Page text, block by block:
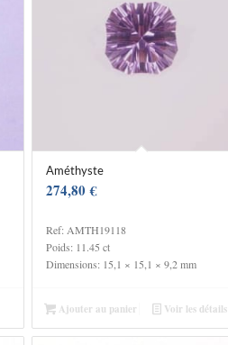
Améthyste
274,80€
Ref: AMTH19118
Poids: 11.45 ct
Dimensions: 15,1 × 15,1 × 9,2 mm
Ajouter au panier Voir les détails